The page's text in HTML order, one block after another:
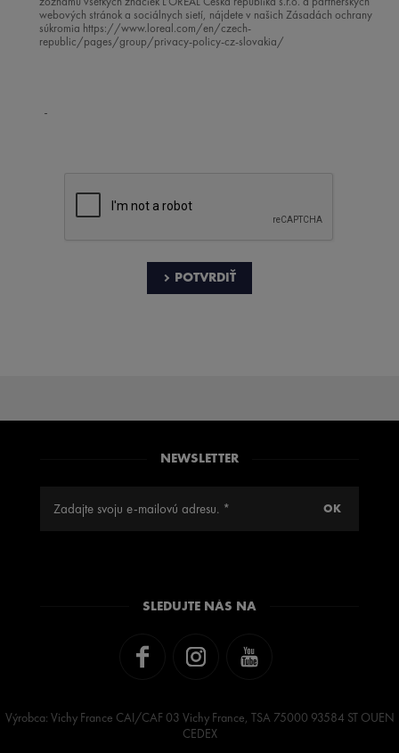
webových stránok a sociálnych sietí, nájdete v našich Zásadách ochrany
súkromia https://www.loreal.com/en/czech-
republic/pages/group/privacy-policy-cz-slovakia/
POTVRDIŤ
NEWSLETTER
SLEDUJTE NÁS NA
Výrobca: Vichy France CAI/CAF 03 Vichy France, TSA 75000 93584 ST OUEN
CEDEX